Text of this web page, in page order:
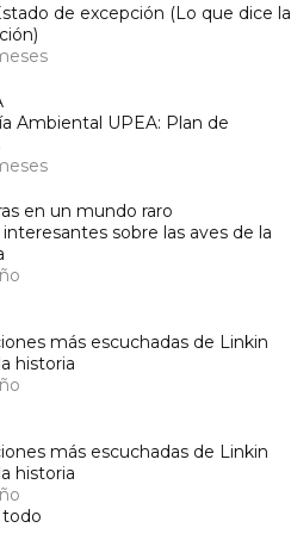
de excepción (Lo que dice la
Ambiental UPEA: Plan de
en un mundo raro
sobre las aves de la
más escuchadas de Linkin
historia
más escuchadas de Linkin
historia
todo